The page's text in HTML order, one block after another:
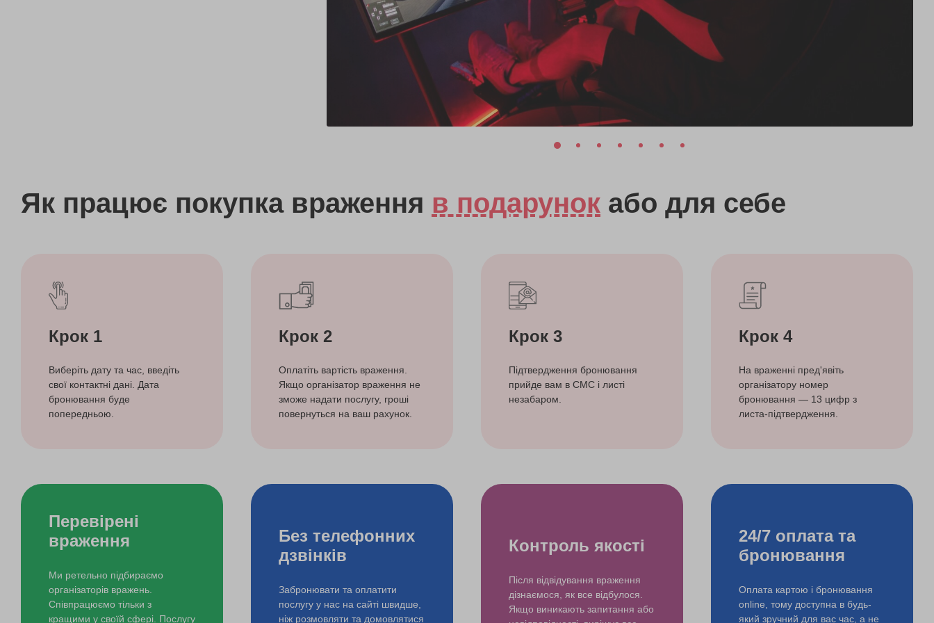
Як працює покупка враження в подарунок або для себе
Крок 1
Виберіть дату та час, введіть
свої контактні дані. Дата
бронювання буде
попередньою.
Крок 2
Оплатіть вартість враження.
Якщо організатор враження не
зможе надати послугу, гроші
повернуться на ваш рахунок.
Крок 3
Підтвердження бронювання
прийде вам в СМС і листі
незабаром.
Крок 4
На враженні пред'явіть
організатору номер
бронювання — 13 цифр з
листа-підтвердження.
Перевірені
враження
Ми ретельно підбираємо
організаторів вражень.
Співпрацюємо тільки з
кращими у своїй сфері. Послугу
Без телефонних
дзвінків
Забронювати та оплатити
послугу у нас на сайті швидше,
ніж розмовляти та домовлятися
Контроль якості
Після відвідування враження
дізнаємося, як все відбулося.
Якщо виникають запитання або
24/7 оплата та
бронювання
Оплата картою і бронювання
online, тому доступна в будь-
який зручний для вас час, а не